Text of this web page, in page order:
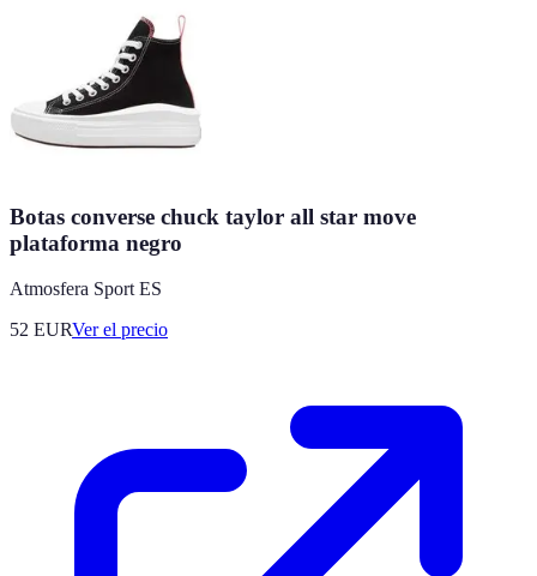
Botas converse chuck taylor all star move
plataforma negro
Atmosfera Sport ES
52 EURVer el precio